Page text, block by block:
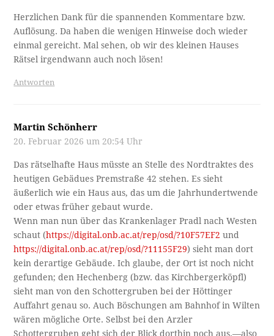
Herzlichen Dank für die spannenden Kommentare bzw.
Auflösung. Da haben die wenigen Hinweise doch wieder
einmal gereicht. Mal sehen, ob wir des kleinen Hauses
Rätsel irgendwann auch noch lösen!
Antworten
Martin Schönherr
20. Februar 2026 um 20:54 Uhr
Das rätselhafte Haus müsste an Stelle des Nordtraktes des
heutigen Gebädues Premstraße 42 stehen. Es sieht
äußerlich wie ein Haus aus, das um die Jahrhundertwende
oder etwas früher gebaut wurde.
Wenn man nun über das Krankenlager Pradl nach Westen
schaut (https://digital.onb.ac.at/rep/osd/?10F57EF2 und
https://digital.onb.ac.at/rep/osd/?11155F29) sieht man dort
kein derartige Gebäude. Ich glaube, der Ort ist noch nicht
gefunden; den Hechenberg (bzw. das Kirchbergerköpfl)
sieht man von den Schottergruben bei der Höttinger
Auffahrt genau so. Auch Böschungen am Bahnhof in Wilten
wären mögliche Orte. Selbst bei den Arzler
Schottergruben geht sich der Blick dorthin noch aus.—also